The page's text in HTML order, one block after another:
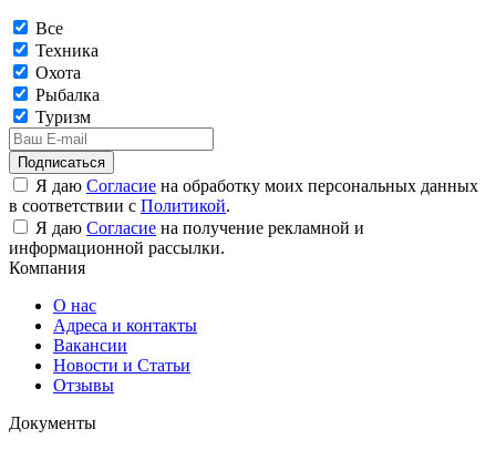
Все
Техника
Охота
Рыбалка
Туризм
Подписаться
Я даю Согласие на обработку моих персональных данных
в соответствии с Политикой.
Я даю Согласие на получение рекламной и
информационной рассылки.
Компания
О нас
Адреса и контакты
Вакансии
Новости и Статьи
Отзывы
Документы